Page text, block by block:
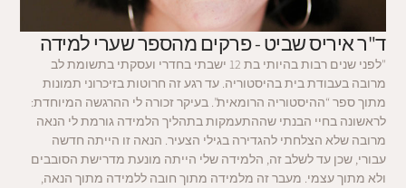
ד"ר איריס שביט - פרקים מהספר שערי למידה
"לפני שנים רבות בהיותי בת 12 ישבתי בחדרי ועסקתי בתשומת לב
מרובה בעבודת בית בהיסטוריה. עד רגע זה חרוטות בזיכרוני תמונות
מתוך ספר “ההיסטוריה הרומאית”. בעיקר זכורה לי ההרגשה המיוחדת:
לראשונה בחיי הבנתי שההתעמקות בתהליך הלמידה גורמת לי הנאה
מרובה שלא הצלחתי להגדירה בגילי הצעיר. הנאה זו הייתה חדשה
עבורי, שכן עד לשלב זה, הלמידה שלי הייתה מונעת מדרישת הסובבים
ולא מתוך עצמי. מעבר זה מלמידה מתוך חובה ללמידה מתוך הנאה,